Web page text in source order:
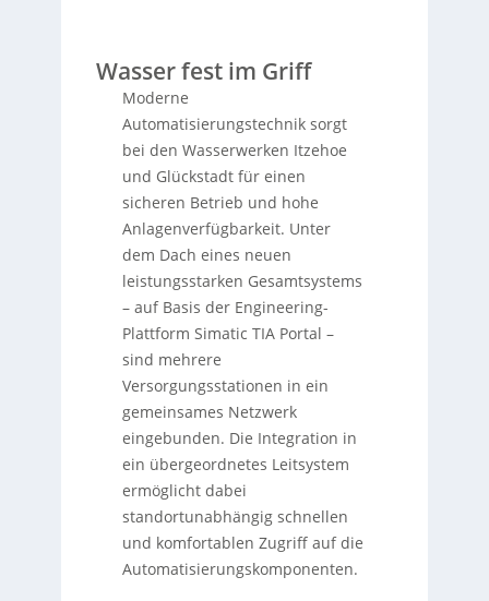
Wasser fest im Griff
Moderne
Automatisierungstechnik sorgt
bei den Wasserwerken Itzehoe
und Glückstadt für einen
sicheren Betrieb und hohe
Anlagenverfügbarkeit. Unter
dem Dach eines neuen
leistungsstarken Gesamtsystems
– auf Basis der Engineering-
Plattform Simatic TIA Portal –
sind mehrere
Versorgungsstationen in ein
gemeinsames Netzwerk
eingebunden. Die Integration in
ein übergeordnetes Leitsystem
ermöglicht dabei
standortunabhängig schnellen
und komfortablen Zugriff auf die
Automatisierungskomponenten.